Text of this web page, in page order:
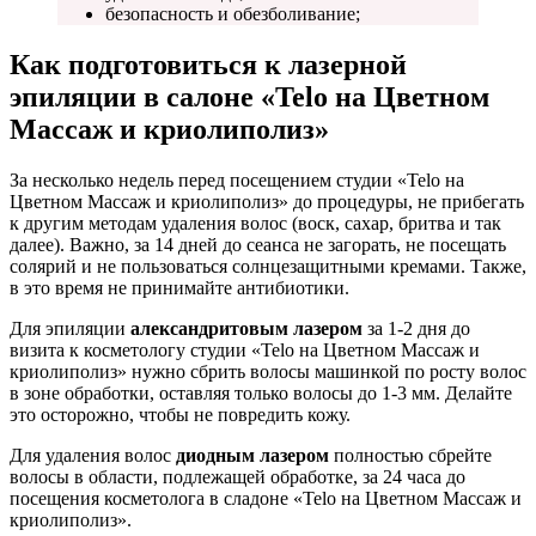
безопасность и обезболивание;
Как подготовиться к лазерной
эпиляции в салоне «Telo на Цветном
Массаж и криолиполиз»
За несколько недель перед посещением студии «Telo на
Цветном Массаж и криолиполиз» до процедуры, не прибегать
к другим методам удаления волос (воск, сахар, бритва и так
далее). Важно, за 14 дней до сеанса не загорать, не посещать
солярий и не пользоваться солнцезащитными кремами. Также,
в это время не принимайте антибиотики.
Для эпиляции александритовым лазером за 1-2 дня до
визита к косметологу студии «Telo на Цветном Массаж и
криолиполиз» нужно сбрить волосы машинкой по росту волос
в зоне обработки, оставляя только волосы до 1-3 мм. Делайте
это осторожно, чтобы не повредить кожу.
Для удаления волос диодным лазером полностью сбрейте
волосы в области, подлежащей обработке, за 24 часа до
посещения косметолога в сладоне «Telo на Цветном Массаж и
криолиполиз».